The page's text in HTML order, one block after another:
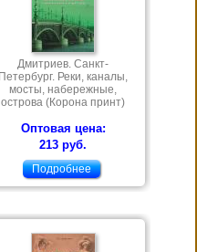
Дмитриев. Санкт-
Петербург. Реки, каналы,
мосты, набережные,
острова (Корона принт)
Оптовая цена:
213 руб.
Подробнее